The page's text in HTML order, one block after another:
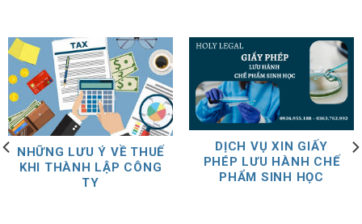
NHỮNG LƯU Ý VỀ THUẾ
KHI THÀNH LẬP CÔNG
TY
DỊCH VỤ XIN GIẤY
PHÉP LƯU HÀNH CHẾ
PHẨM SINH HỌC